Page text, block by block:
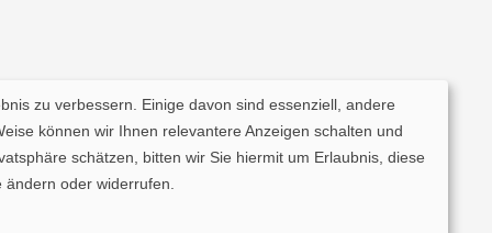
zu verbessern. Einige davon sind essenziell, andere
können wir Ihnen relevantere Anzeigen schalten und
schätzen, bitten wir Sie hiermit um Erlaubnis, diese
oder widerrufen.